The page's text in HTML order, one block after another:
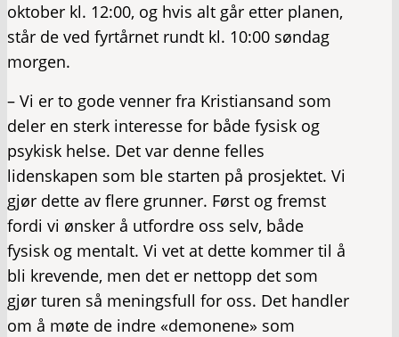
oktober kl. 12:00, og hvis alt går etter planen,
står de ved fyrtårnet rundt kl. 10:00 søndag
morgen.
– Vi er to gode venner fra Kristiansand som
deler en sterk interesse for både fysisk og
psykisk helse. Det var denne felles
lidenskapen som ble starten på prosjektet. Vi
gjør dette av flere grunner. Først og fremst
fordi vi ønsker å utfordre oss selv, både
fysisk og mentalt. Vi vet at dette kommer til å
bli krevende, men det er nettopp det som
gjør turen så meningsfull for oss. Det handler
om å møte de indre «demonene» som